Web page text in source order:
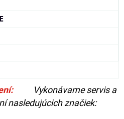
Vykonávame servis a
nasledujúcich značiek: